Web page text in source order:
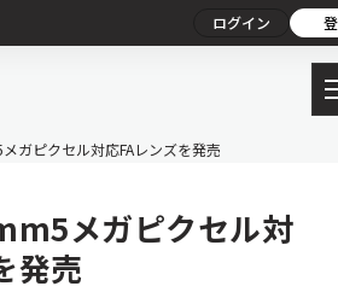
ログイン
ガピクセル対応FAレンズを発売
メガピクセル対
発売